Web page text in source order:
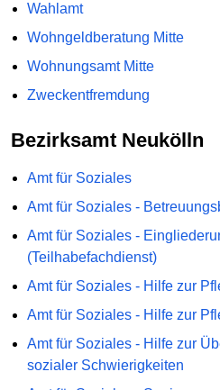
Wahlamt
Wohngeldberatung Mitte
Wohnungsamt Mitte
Zweckentfremdung
Bezirksamt Neukölln
Amt für Soziales
Amt für Soziales -
Amt für Soziales -
(Teilhabefachdienst)
Amt für Soziales - Hilfe zur
Amt für Soziales - Hilfe zur
Amt für Soziales - Hilfe zur
sozialer Schwierigkeiten